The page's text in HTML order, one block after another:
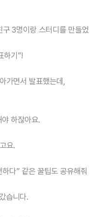
3명이랑 스터디를 만들었
하기”!
가면서 발표했는데,
하잖아요.
요.
다” 같은 꿀팁도 공유해줘
습니다.